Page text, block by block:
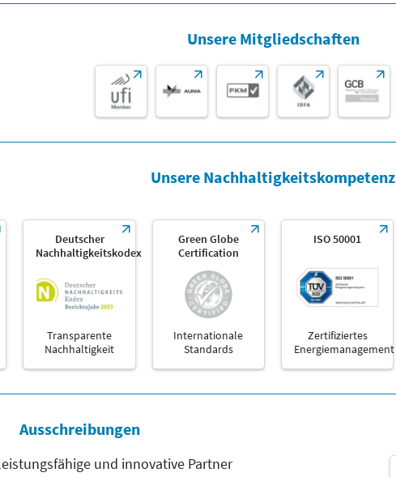
Unsere Mitgliedschaften
Unsere Nachhaltigkeitskompetenz
Deutscher
Nachhaltigkeitskodex
Transparente
Nachhaltigkeit
Green Globe
Certification
Internationale
Standards
ISO 50001
Zertifiziertes
Energiemanagement
Ausschreibungen
und innovative Partner